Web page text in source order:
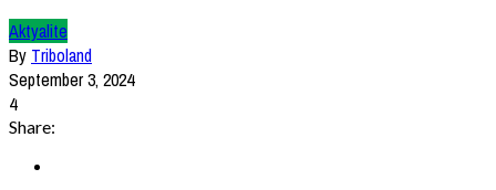
Aktyalite
By Triboland
September 3, 2024
4
Share: